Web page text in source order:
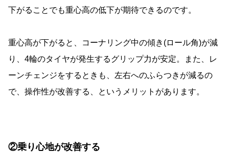
下がることでも重心高の低下が期待できるのです。
重心高が下がると、コーナリング中の傾き(ロール角)が減
り、4輪のタイヤが発生するグリップ力が安定。また、レ
ーンチェンジをするときも、左右へのふらつきが減るの
で、操作性が改善する、というメリットがあります。
②乗り心地が改善する